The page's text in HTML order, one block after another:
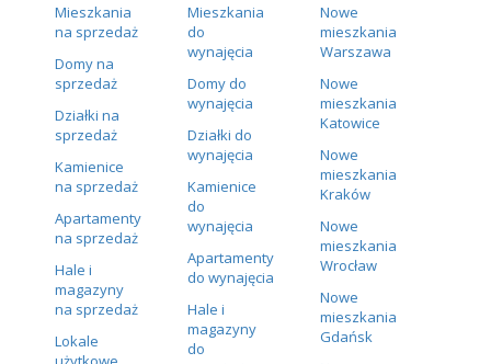
Mieszkania
na sprzedaż
Domy na
sprzedaż
Działki na
sprzedaż
Kamienice
na sprzedaż
Apartamenty
na sprzedaż
Hale i
magazyny
na sprzedaż
Lokale
Mieszkania
do
wynajęcia
Domy do
wynajęcia
Działki do
wynajęcia
Kamienice
do
wynajęcia
Apartamenty
do wynajęcia
Hale i
magazyny
do
Nowe
mieszkania
Warszawa
Nowe
mieszkania
Katowice
Nowe
mieszkania
Kraków
Nowe
mieszkania
Wrocław
Nowe
mieszkania
Gdańsk